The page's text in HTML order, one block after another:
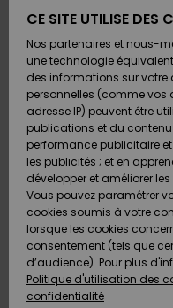
&
Surf
Snow
&
Surf
Snow
FEMME
A
Snow
SURF
Surf
Shop
SNOW
Snow
Shop
Snow
Shop
A
OUTLET
AIDE &
CONTACT
Retours
Carte
Quiksilver
des
MAGASINS
CE SITE UTILISE DES
Nos partenaires et nous-
une technologie
des informations sur
personnelles (comme vos
adresse IP) peuvent être
publications et du
performance publicitaire
les publicités ; et en
développer et améliorer
Vous pouvez paramétrer
cookies soumis à votre
lorsque les cookies
consentement (tels que
d’audience). Pour plus
Politique d'utilisation des
confidentialité